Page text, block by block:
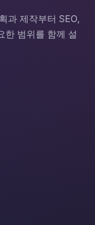
과 제작부터 SEO,
한 범위를 함께 설